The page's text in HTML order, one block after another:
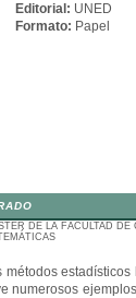
Editorial: UNED
Formato: Papel
DE LA FACULTAD DE
métodos
numerosos